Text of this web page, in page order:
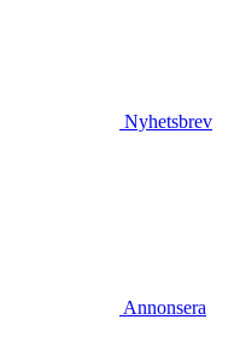
Nyhetsbrev
Annonsera